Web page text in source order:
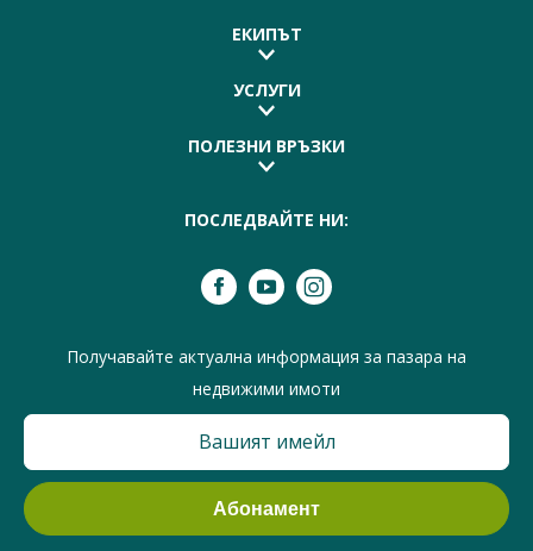
ЕКИПЪТ
УСЛУГИ
ПОЛЕЗНИ ВРЪЗКИ
ПОСЛЕДВАЙТЕ НИ:
Получавайте актуална информация за пазара на
недвижими имоти